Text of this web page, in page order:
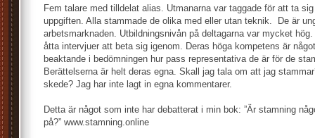
Fem talare med tilldelat alias. Utmanarna var taggade för att ta
uppgiften. Alla stammade de olika med eller utan teknik. De är
arbetsmarknaden. Utbildningsnivån på deltagarna var mycket
åtta intervjuer att beta sig igenom. Deras höga kompetens är
beaktande i bedömningen hur pass representativa de är för de
Berättelserna är helt deras egna. Skall jag tala om att jag
skede? Jag har inte lagt in egna kommentarer.
Detta är något som inte har debatterat i min bok: ”Är stamning
på?” www.stamning.online